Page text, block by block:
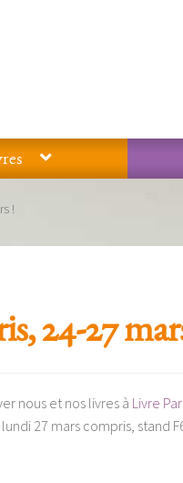
!
24-27
nous et nos livres à Livre
27 mars compris, stand